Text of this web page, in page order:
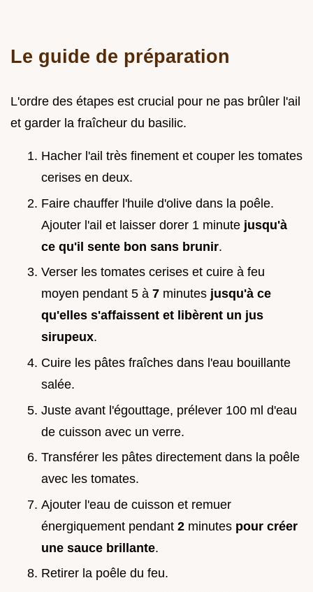
Le guide de préparation
L'ordre des étapes est crucial pour ne pas brûler l'ail
et garder la fraîcheur du basilic.
Hacher l'ail très finement et couper les tomates
cerises en deux.
Faire chauffer l'huile d'olive dans la poêle.
Ajouter l'ail et laisser dorer 1 minute jusqu'à
ce qu'il sente bon sans brunir.
Verser les tomates cerises et cuire à feu
moyen pendant 5 à 7 minutes jusqu'à ce
qu'elles s'affaissent et libèrent un jus
sirupeux.
Cuire les pâtes fraîches dans l'eau bouillante
salée.
Juste avant l'égouttage, prélever 100 ml d'eau
de cuisson avec un verre.
Transférer les pâtes directement dans la poêle
avec les tomates.
Ajouter l'eau de cuisson et remuer
énergiquement pendant 2 minutes pour créer
une sauce brillante.
Retirer la poêle du feu.